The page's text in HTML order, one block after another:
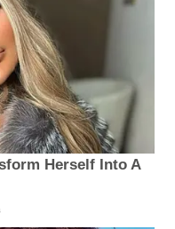
Herself Into A